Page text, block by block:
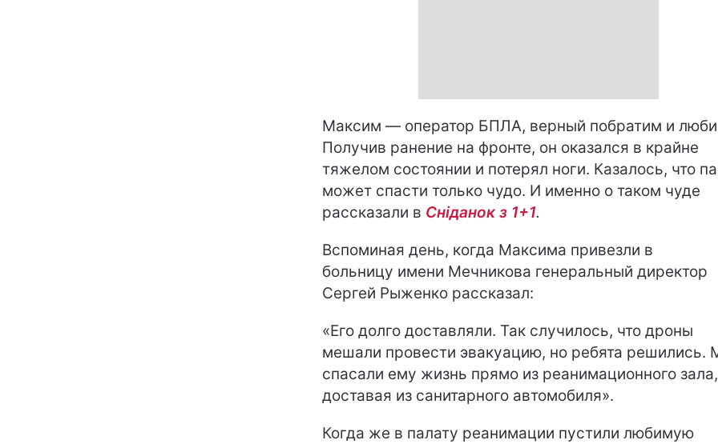
Максим — оператор БПЛА, верный побратим и
Получив ранение на фронте, он оказался в крайне
тяжелом состоянии и потерял ноги. Казалось, что
может спасти только чудо. И именно о таком чуде
рассказали в Сніданок з 1+1.
Вспоминая день, когда Максима привезли в
больницу имени Мечникова генеральный директор
Сергей Рыженко рассказал:
«Его долго доставляли. Так случилось, что дроны
мешали провести эвакуацию, но ребята решились.
спасали ему жизнь прямо из реанимационного зала,
доставая из санитарного автомобиля».
Когда же в палату реанимации пустили любимую